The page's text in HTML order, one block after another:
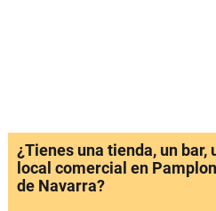
¿Tienes una tienda, un bar,
local comercial en
de Navarra?